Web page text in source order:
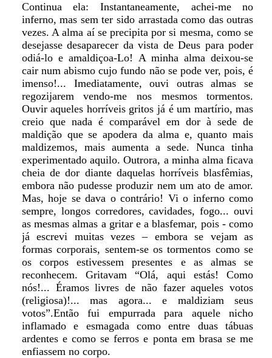
Continua ela: Instantaneamente, achei-me no
inferno, mas sem ter sido arrastada como das outras
vezes. A alma aí se precipita por si mesma, como se
desejasse desaparecer da vista de Deus para poder
odiá-lo e amaldiçoa-Lo! A minha alma deixou-se
cair num abismo cujo fundo não se pode ver, pois, é
imenso!... Imediatamente, ouvi outras almas se
regozijarem vendo-me nos mesmos tormentos.
Ouvir aqueles horríveis gritos já é um martírio, mas
creio que nada é comparável em dor à sede de
maldição que se apodera da alma e, quanto mais
maldizemos, mais aumenta a sede. Nunca tinha
experimentado aquilo. Outrora, a minha alma ficava
cheia de dor diante daquelas horríveis blasfêmias,
embora não pudesse produzir nem um ato de amor.
Mas, hoje se dava o contrário! Vi o inferno como
sempre, longos corredores, cavidades, fogo... ouvi
as mesmas almas a gritar e a blasfemar, pois - como
já escrevi muitas vezes – embora se vejam as
formas corporais, sentem-se os tormentos como se
os corpos estivessem presentes e as almas se
reconhecem. Gritavam “Olá, aqui estás! Como
nós!... Éramos livres de não fazer aqueles votos
(religiosa)!... mas agora... e maldiziam seus
votos”.Então fui empurrada para aquele nicho
inflamado e esmagada como entre duas tábuas
ardentes e como se ferros e ponta em brasa se me
enfiassem no corpo.